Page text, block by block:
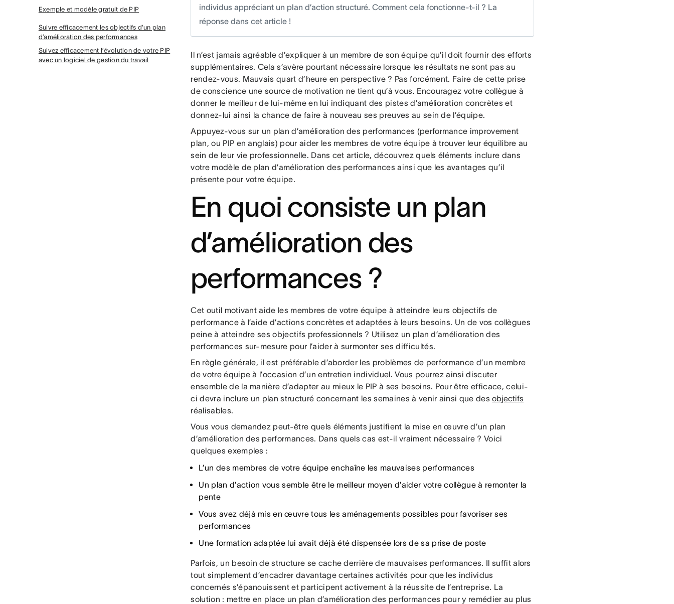
Exemple et modèle gratuit de PIP
Suivre efficacement les objectifs d’un plan
d’amélioration des performances
Suivez efficacement l’évolution de votre PIP
avec un logiciel de gestion du travail
individus appréciant un plan d’action structuré. Comment cela fonctionne-t-il ? La
réponse dans cet article !
Il n’est jamais agréable d’expliquer à un membre de son équipe qu’il doit fournir des efforts
supplémentaires. Cela s’avère pourtant nécessaire lorsque les résultats ne sont pas au
rendez-vous. Mauvais quart d’heure en perspective ? Pas forcément. Faire de cette prise
de conscience une source de motivation ne tient qu’à vous. Encouragez votre collègue à
donner le meilleur de lui-même en lui indiquant des pistes d’amélioration concrètes et
donnez-lui ainsi la chance de faire à nouveau ses preuves au sein de l’équipe.
Appuyez-vous sur un plan d’amélioration des performances (performance improvement
plan, ou PIP en anglais) pour aider les membres de votre équipe à trouver leur équilibre au
sein de leur vie professionnelle. Dans cet article, découvrez quels éléments inclure dans
votre modèle de plan d’amélioration des performances ainsi que les avantages qu’il
présente pour votre équipe.
En quoi consiste un plan
d’amélioration des
performances ?
Cet outil motivant aide les membres de votre équipe à atteindre leurs objectifs de
performance à l’aide d’actions concrètes et adaptées à leurs besoins. Un de vos collègues
peine à atteindre ses objectifs professionnels ? Utilisez un plan d’amélioration des
performances sur-mesure pour l’aider à surmonter ses difficultés.
En règle générale, il est préférable d’aborder les problèmes de performance d’un membre
de votre équipe à l’occasion d’un entretien individuel. Vous pourrez ainsi discuter
ensemble de la manière d’adapter au mieux le PIP à ses besoins. Pour être efficace, celui-
ci devra inclure un plan structuré concernant les semaines à venir ainsi que desobjectifs
réalisables.
Vous vous demandez peut-être quels éléments justifient la mise en œuvre d’un plan
d’amélioration des performances. Dans quels cas est-il vraiment nécessaire ? Voici
quelques exemples :
L’un des membres de votre équipe enchaîne les mauvaises performances
Un plan d’action vous semble être le meilleur moyen d’aider votre collègue à remonter la
pente
Vous avez déjà mis en œuvre tous les aménagements possibles pour favoriser ses
performances
Une formation adaptée lui avait déjà été dispensée lors de sa prise de poste
Parfois, un besoin de structure se cache derrière de mauvaises performances. Il suffit alors
tout simplement d’encadrer davantage certaines activités pour que les individus
concernés s’épanouissent et participent activement à la réussite de l’entreprise. La
solution : mettre en place un plan d’amélioration des performances pour y remédier au plus